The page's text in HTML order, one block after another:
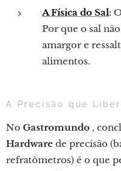
A Física do Sal:
Por que o sal
amargor e
alimentos.
A Precisão que
No Gastromundo ,
Hardware de precisão
refratômetros) é o que